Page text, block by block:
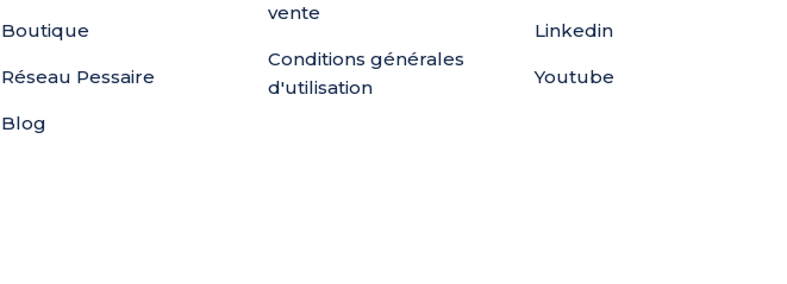
Boutique
Réseau Pessaire
Blog
vente
Conditions générales
d'utilisation
Linkedin
Youtube